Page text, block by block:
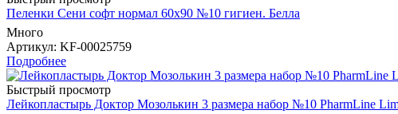
Пеленки Сени софт нормал 60х90 №10 гигиен. Белла
Много
Артикул: KF-00025759
Подробнее
Быстрый просмотр
Лейкопластырь Доктор Мозолькин 3 размера набор №10 PharmLine